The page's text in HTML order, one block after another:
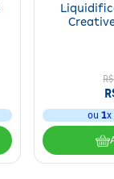
R$
ou1x